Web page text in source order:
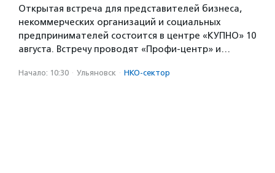
Открытая встреча для представителей бизнеса,
некоммерческих организаций и социальных
предпринимателей состоится в центре «КУПНО» 10
августа. Встречу проводят «Профи-центр» и…
Начало: 10:30 · Ульяновск · НКО-сектор